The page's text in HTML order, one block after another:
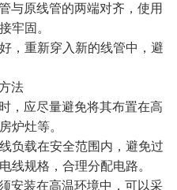
与原线管的两端对齐，使用
牢固。
，重新穿入新的线管中，避
法
，应尽量避免将其布置在高
炉灶等。
负载在安全范围内，避免过
线规格，合理分配电路。
安装在高温环境中，可以采